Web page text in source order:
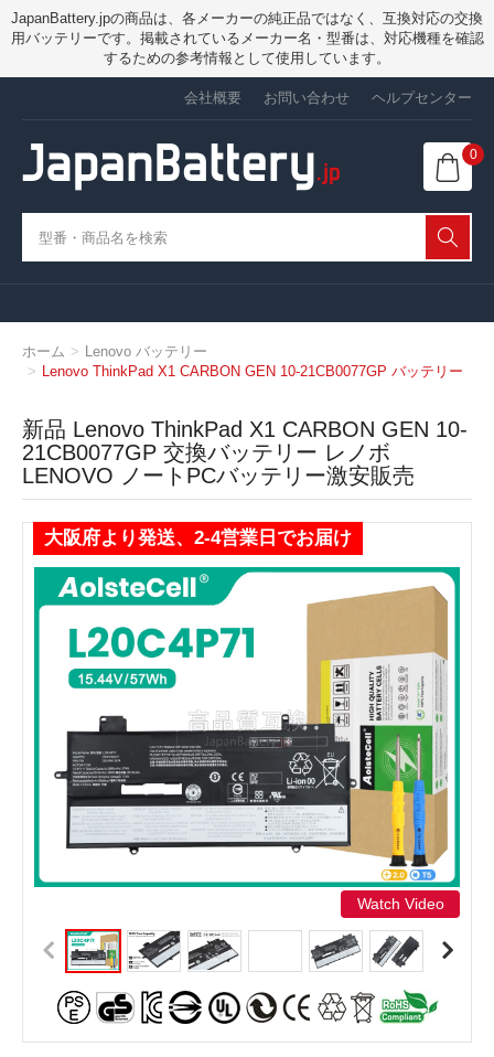
JapanBattery.jpの商品は、各メーカーの純正品ではなく、互換対応の交換
用バッテリーです。掲載されているメーカー名・型番は、対応機種を確認
するための参考情報として使用しています。
会社概要 お問い合わせ ヘルプセンター
0
ホーム
Lenovo バッテリー
Lenovo ThinkPad X1 CARBON GEN 10-21CB0077GP バッテリー
新品 Lenovo ThinkPad X1 CARBON GEN 10-
21CB0077GP 交換バッテリー レノボ
LENOVO ノートPCバッテリー激安販売
Watch Video
大阪府より発送、2-4営業日でお届け